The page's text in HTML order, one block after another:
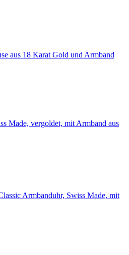
aus 18 Karat Gold und Armband
Made, vergoldet, mit Armband aus
Armbanduhr, Swiss Made, mit